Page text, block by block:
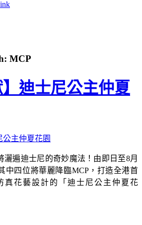
MCP
】迪士尼公主仲夏
灑遍迪士尼的奇妙魔法！由即日至8月
中四位將華麗降臨MCP，打造全港首
真花藝設計的「迪士尼公主仲夏花